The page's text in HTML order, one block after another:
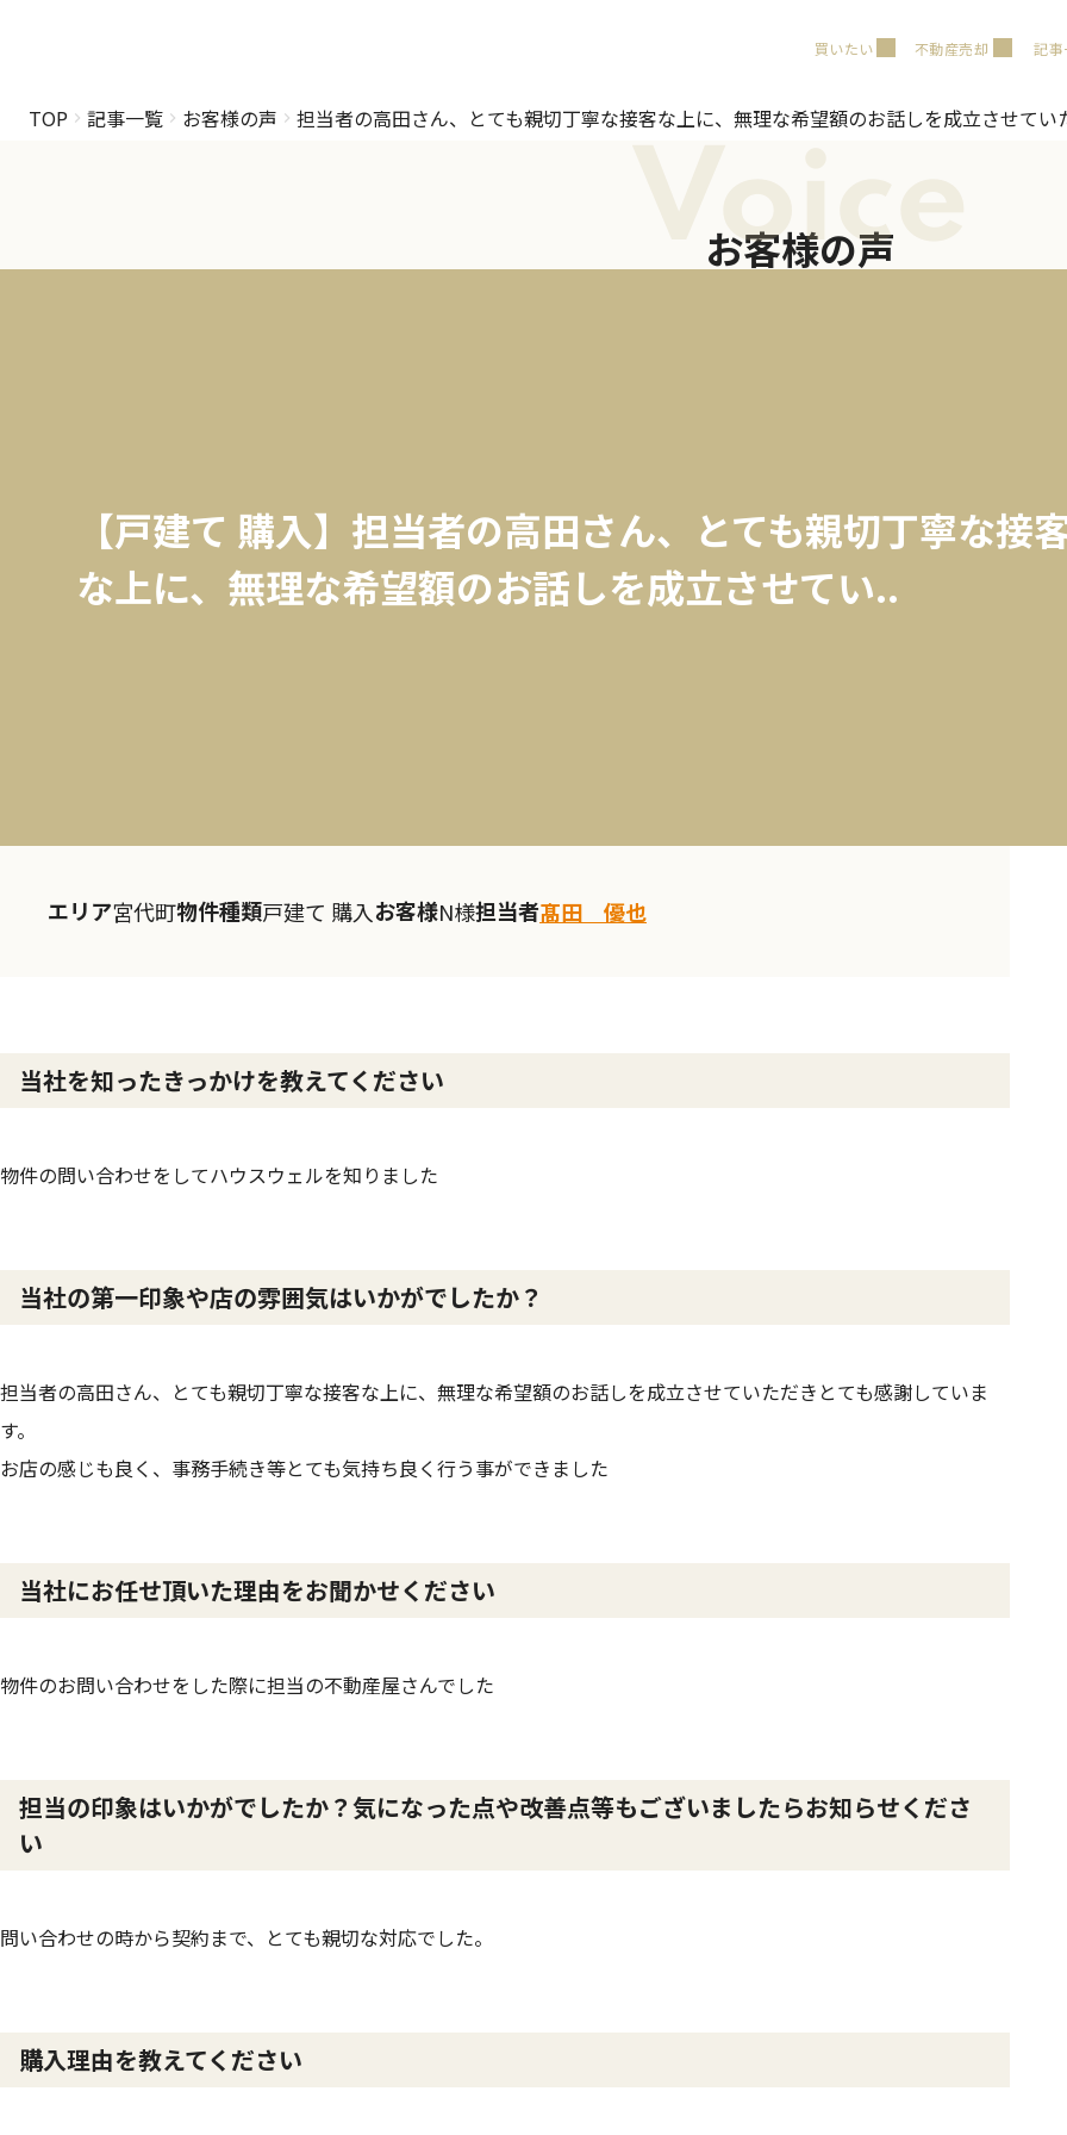
買いたい 不動産売却 記
TOP 記事一覧 お客様の声 担当者の高田さん、とても親切丁寧な接客な上に、無理な希望額のお話しを成立させて
Voice
お客様の声
【戸建て 購入】担当者の高田さん、とても親切丁寧な接
な上に、無理な希望額のお話しを成立させてい..
エリア宮代町物件種類戸建て 購入お客様N様担当者髙田 優也
当社を知ったきっかけを教えてください
物件の問い合わせをしてハウスウェルを知りました
当社の第一印象や店の雰囲気はいかがでしたか？
担当者の高田さん、とても親切丁寧な接客な上に、無理な希望額のお話しを成立させていただきとても感謝していま
す。
お店の感じも良く、事務手続き等とても気持ち良く行う事ができました
当社にお任せ頂いた理由をお聞かせください
物件のお問い合わせをした際に担当の不動産屋さんでした
担当の印象はいかがでしたか？気になった点や改善点等もございましたらお知らせくださ
い
問い合わせの時から契約まで、とても親切な対応でした。
購入理由を教えてください